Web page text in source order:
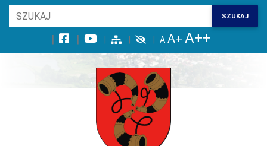
Wróć na początek strony
Przejdź do treści głównej
Przejdź do stopki
Przejdź do menu górnego
Przejdź do mapy serwisu
SZUKAJ